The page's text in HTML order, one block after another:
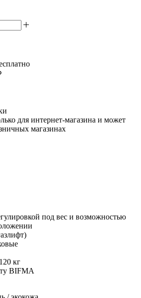
для интернет-магазина и может
магазинах
под вес и возможностью
кг
BIFMA